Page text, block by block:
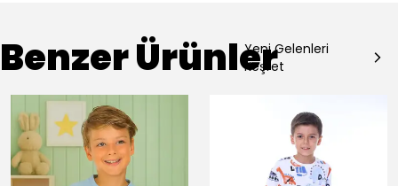
Benzer ÜrünlerYeni Gelenleri
Keşfet